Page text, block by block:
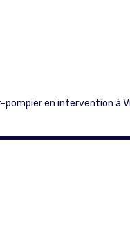
pompier en intervention à